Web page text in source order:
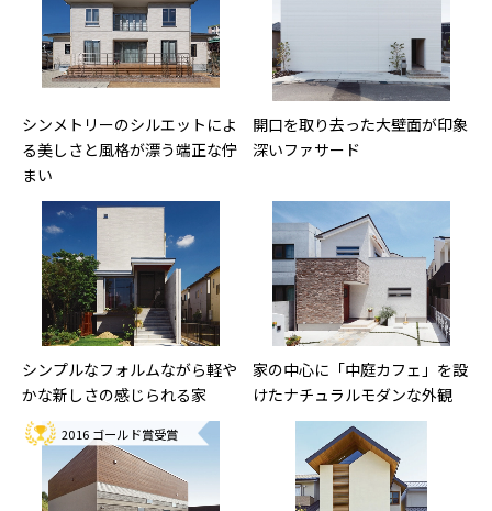
シンメトリーのシルエットによ
る美しさと風格が漂う端正な佇
まい
開口を取り去った大壁面が印象
深いファサード
シンプルなフォルムながら軽や
かな新しさの感じられる家
家の中心に「中庭カフェ」を設
けたナチュラルモダンな外観
2016 ゴールド賞受賞